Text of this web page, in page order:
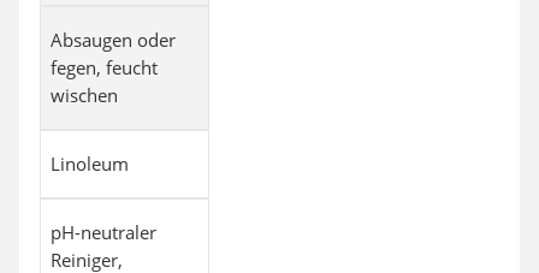
Absaugen oder
fegen, feucht
wischen
Linoleum
pH-neutraler
Reiniger,